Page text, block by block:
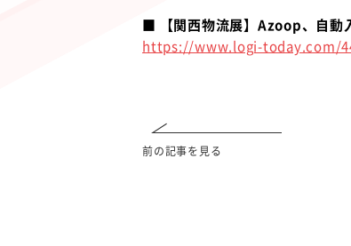
■ 【関西物流展】Azoop、自動
https://www.logi-today.com/
前の記事を見る